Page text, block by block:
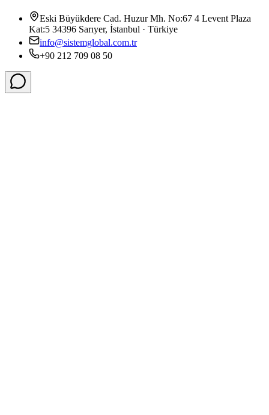
Eski Büyükdere Cad. Huzur Mh. No:67 4 Levent Plaza
Kat:5 34396 Sarıyer, İstanbul · Türkiye
info@sistemglobal.com.tr
+90 212 709 08 50